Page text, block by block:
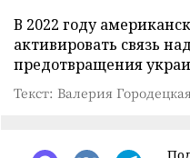
В 2022 году
активировать связь
предотвращения
Текст: Валерия Городецкая